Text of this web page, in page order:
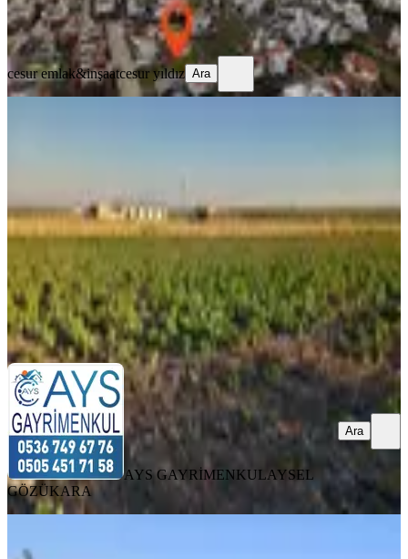
cesur emlak&inşaatcesur yıldız
Ara
cesur emlak&inşaatcesur yıldız Ara
10.000.000 ₺
AYS GAYRİMENKULAYSEL GÖZÜKARA
Ara
AYS GAYRİMENKULAYSEL
GÖZÜKARA
Ara